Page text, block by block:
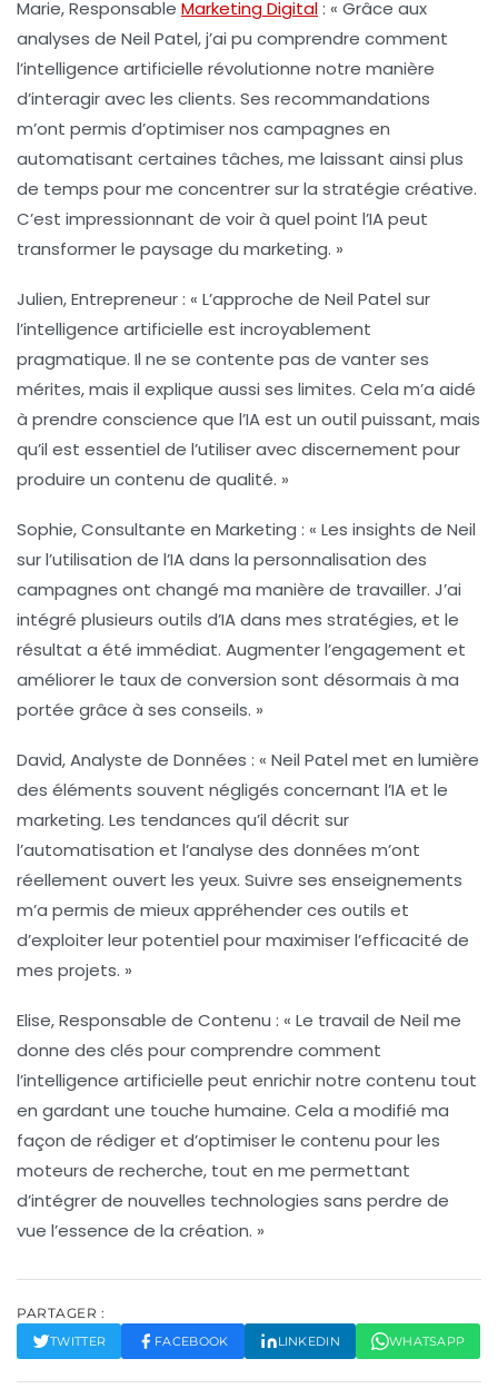
Marie, Responsable Marketing Digital: « Grâce aux
analyses de Neil Patel, j’ai pu comprendre comment
l’intelligence artificielle révolutionne notre manière
d’interagir avec les clients. Ses recommandations
m’ont permis d’optimiser nos campagnes en
automatisant certaines tâches, me laissant ainsi plus
de temps pour me concentrer sur la stratégie créative.
C’est impressionnant de voir à quel point l’IApeut
transformer le paysage du marketing. »
Julien, Entrepreneur : « L’approche de Neil Patel sur
l’intelligence artificielle est incroyablement
pragmatique. Il ne se contente pas de vanter ses
mérites, mais il explique aussi ses limites. Cela m’a aidé
à prendre conscience que l’IAest un outil puissant, mais
qu’il est essentiel de l’utiliser avec discernement pour
produire un contenu de qualité. »
Sophie, Consultante en Marketing : « Les insights de Neil
sur l’utilisation de l’IAdans la personnalisation des
campagnes ont changé ma manière de travailler. J’ai
intégré plusieurs outils d’IA dans mes stratégies, et le
résultat a été immédiat. Augmenter l’engagement et
améliorer le taux de conversion sont désormais à ma
portée grâce à ses conseils. »
David, Analyste de Données : « Neil Patel met en lumière
des éléments souvent négligés concernant l’IAet le
marketing. Les tendances qu’il décrit sur
l’automatisation et l’analyse des données m’ont
réellement ouvert les yeux. Suivre ses enseignements
m’a permis de mieux appréhender ces outils et
d’exploiter leur potentiel pour maximiser l’efficacité de
mes projets. »
Elise, Responsable de Contenu : « Le travail de Neil me
donne des clés pour comprendre comment
l’intelligence artificielle peut enrichir notre contenu tout
en gardant une touche humaine. Cela a modifié ma
façon de rédiger et d’optimiser le contenu pour les
moteurs de recherche, tout en me permettant
d’intégrer de nouvelles technologies sans perdre de
vue l’essence de la création. »
PARTAGER :
TWITTER FACEBOOK LINKEDIN WHATSAPP